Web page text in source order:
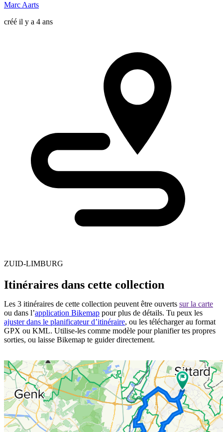
Marc Aarts
créé il y a 4 ans
ZUID-LIMBURG
Itinéraires dans cette collection
Les 3 itinéraires de cette collection peuvent être ouverts sur la carte
ou dans l’application Bikemap pour plus de détails. Tu peux les
ajuster dans le planificateur d’itinéraire, ou les télécharger au format
GPX ou KML. Utilise-les comme modèle pour planifier tes propres
sorties, ou laisse Bikemap te guider directement.